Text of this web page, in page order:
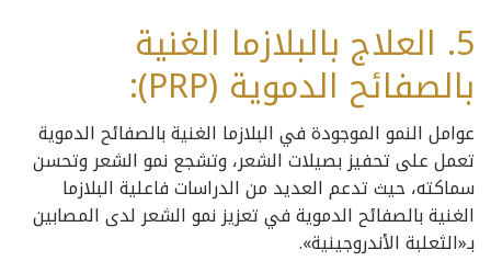
5. العلاج بالبلازما الغنية
بالصفائح الدموية (PRP):
عوامل النمو الموجودة في البلازما الغنية بالصفائح الدموية
تعمل على تحفيز بصيلات الشعر، وتشجع نمو الشعر وتحسن
سماكته، حيث تدعم العديد من الدراسات فاعلية البلازما
الغنية بالصفائح الدموية في تعزيز نمو الشعر لدى المصابين
بـ«الثعلبة الأندروجينية».